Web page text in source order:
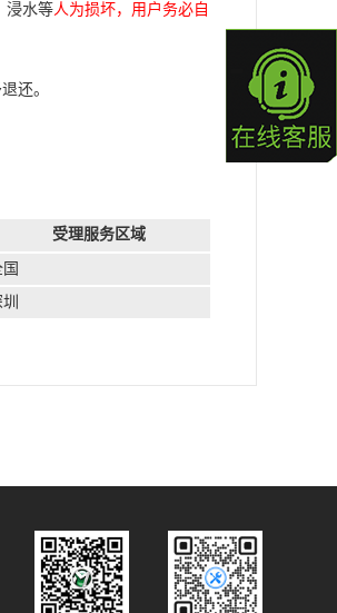
浸水等人为损坏，用户务必自
还。
受理服务区域